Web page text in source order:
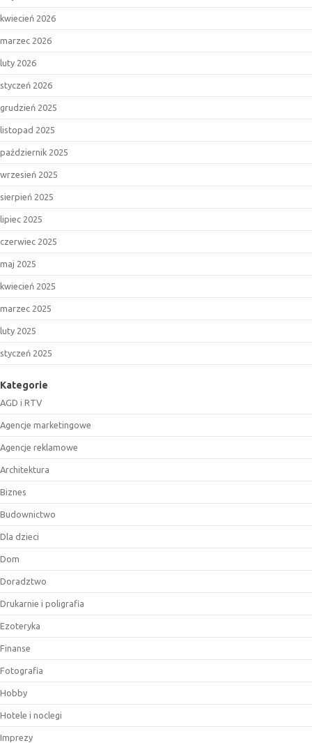
kwiecień 2026
marzec 2026
luty 2026
styczeń 2026
grudzień 2025
listopad 2025
październik 2025
wrzesień 2025
sierpień 2025
lipiec 2025
czerwiec 2025
maj 2025
kwiecień 2025
marzec 2025
luty 2025
styczeń 2025
Kategorie
AGD i RTV
Agencje marketingowe
Agencje reklamowe
Architektura
Biznes
Budownictwo
Dla dzieci
Dom
Doradztwo
Drukarnie i poligrafia
Ezoteryka
Finanse
Fotografia
Hobby
Hotele i noclegi
Imprezy